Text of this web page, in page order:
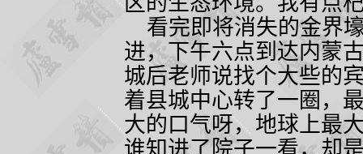
看完即将消失的金界
进，下午六点到达内蒙
城后老师说找个大些的
着县城中心转了一圈，
大的口气呀，地球上最
谁知进了院子一看，却